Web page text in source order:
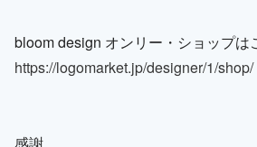
bloom design オンリー・ショップは
https://logomarket.jp/designer/1/shop/
感謝